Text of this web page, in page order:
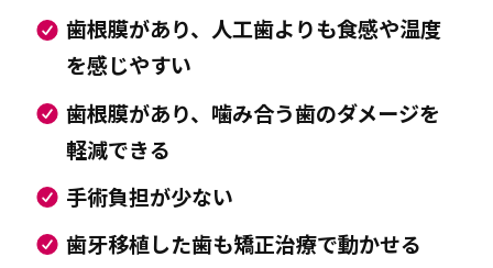
歯根膜があり、人工歯よりも食感や温度
を感じやすい
歯根膜があり、噛み合う歯のダメージを
軽減できる
手術負担が少ない
歯牙移植した歯も矯正治療で動かせる